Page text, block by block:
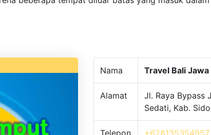
Nama Travel Bali Jawa
Alamat
Jl. Raya Bypass
Sedati, Kab.
Telepon +628135354957